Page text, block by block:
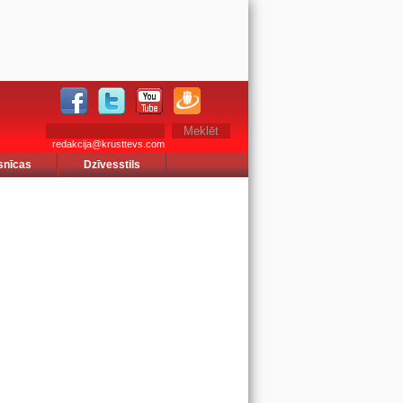
redakcija@krusttevs.com
Dzīvesstils